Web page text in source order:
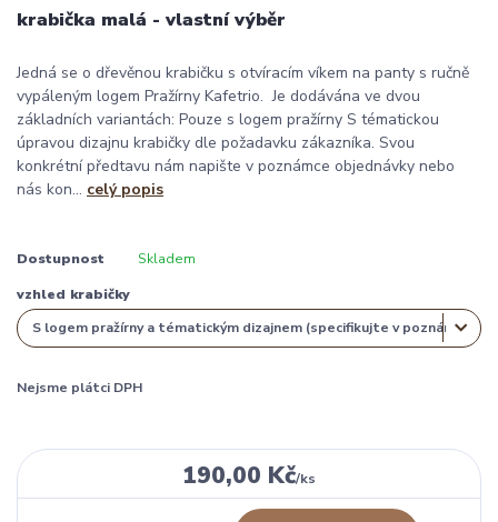
krabička malá - vlastní výběr
Jedná se o dřevěnou krabičku s otvíracím víkem na panty s ručně
vypáleným logem Pražírny Kafetrio. Je dodávána ve dvou
základních variantách: Pouze s logem pražírny S tématickou
úpravou dizajnu krabičky dle požadavku zákazníka. Svou
konkrétní předtavu nám napište v poznámce objednávky nebo
nás kon... celý popis
Dostupnost Skladem
vzhled krabičky
Nejsme plátci DPH
190,00 Kč/ks